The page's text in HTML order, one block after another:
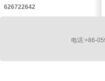
626722642
电话:+86-